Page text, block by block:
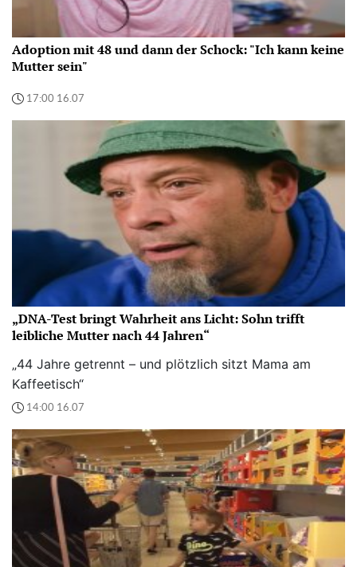
Adoption mit 48 und dann der Schock: "Ich kann keine
Mutter sein"
17:00 16.07
„DNA-Test bringt Wahrheit ans Licht: Sohn trifft
leibliche Mutter nach 44 Jahren“
„44 Jahre getrennt – und plötzlich sitzt Mama am
Kaffeetisch“
14:00 16.07